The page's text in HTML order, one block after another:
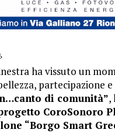
ha vissuto un
partecipazione
di comunità”,
CoroSonoro
“Borgo Smart